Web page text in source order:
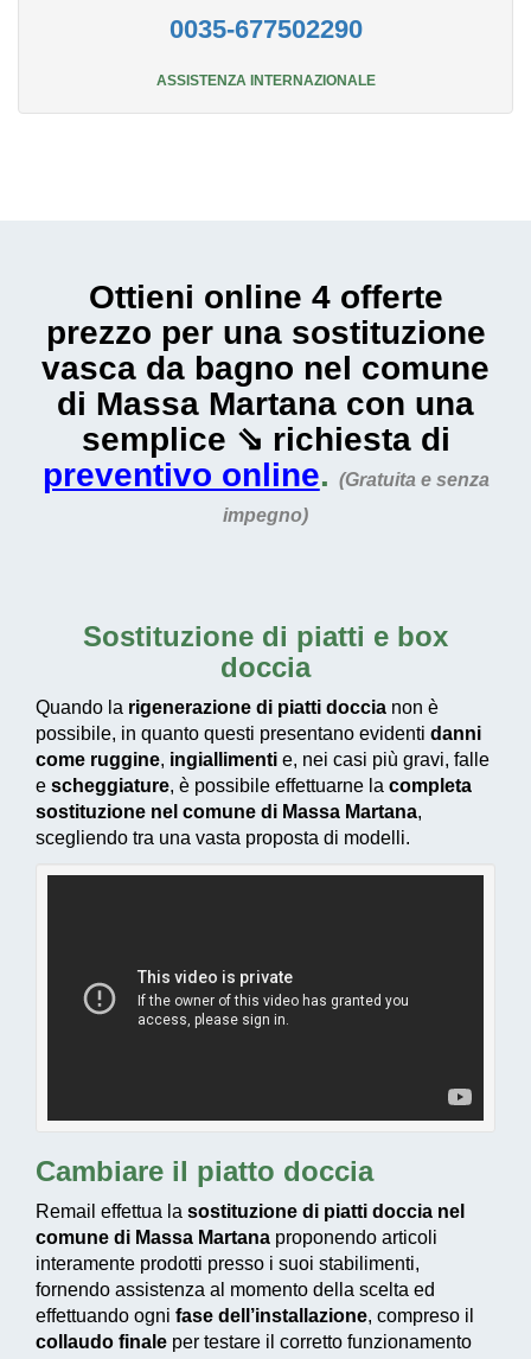
0035-677502290
ASSISTENZA INTERNAZIONALE
Ottieni online 4 offerte
prezzo per una sostituzione
vasca da bagno nel comune
di Massa Martana con una
semplice ⇘ richiesta di
preventivo online. (Gratuita e senza
impegno)
Sostituzione di piatti e box
doccia
Quando la rigenerazione di piatti doccia non è
possibile, in quanto questi presentano evidenti danni
come ruggine, ingiallimenti e, nei casi più gravi, falle
e scheggiature, è possibile effettuarne la completa
sostituzione nel comune di Massa Martana,
scegliendo tra una vasta proposta di modelli.
Cambiare il piatto doccia
Remail effettua la sostituzione di piatti doccia nel
comune di Massa Martana proponendo articoli
interamente prodotti presso i suoi stabilimenti,
fornendo assistenza al momento della scelta ed
effettuando ogni fase dell’installazione, compreso il
collaudo finale per testare il corretto funzionamento